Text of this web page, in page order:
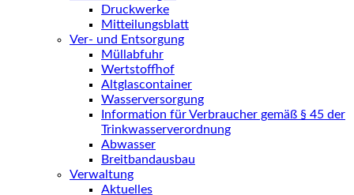
Druckwerke
Mitteilungsblatt
Ver- und Entsorgung
Müllabfuhr
Wertstoffhof
Altglascontainer
Wasserversorgung
Information für Verbraucher gemäß § 45 der
Trinkwasserverordnung
Abwasser
Breitbandausbau
Verwaltung
Aktuelles